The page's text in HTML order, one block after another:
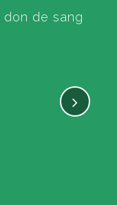
de sang